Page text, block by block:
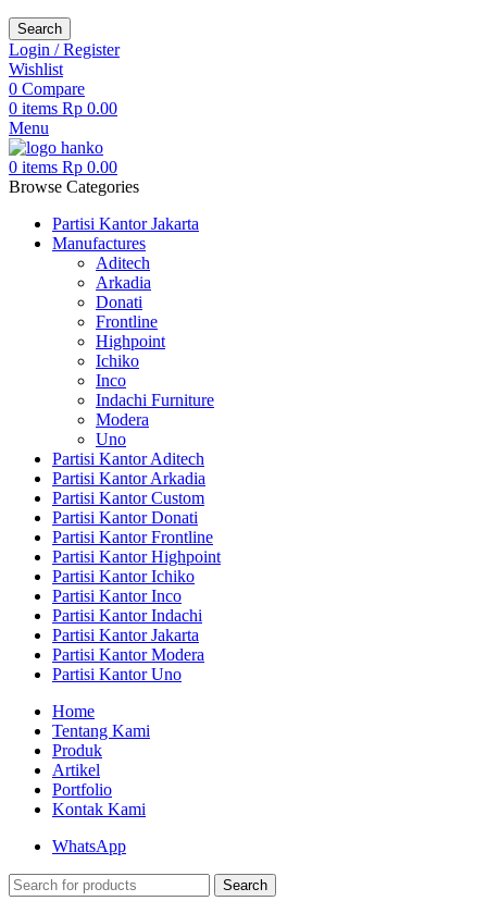
Search
Login / Register
Wishlist
0 Compare
0 items Rp 0.00
Menu
0 items Rp 0.00
Browse Categories
Partisi Kantor Jakarta
Manufactures
Aditech
Arkadia
Donati
Frontline
Highpoint
Ichiko
Inco
Indachi Furniture
Modera
Uno
Partisi Kantor Aditech
Partisi Kantor Arkadia
Partisi Kantor Custom
Partisi Kantor Donati
Partisi Kantor Frontline
Partisi Kantor Highpoint
Partisi Kantor Ichiko
Partisi Kantor Inco
Partisi Kantor Indachi
Partisi Kantor Jakarta
Partisi Kantor Modera
Partisi Kantor Uno
Home
Tentang Kami
Produk
Artikel
Portfolio
Kontak Kami
WhatsApp
Search